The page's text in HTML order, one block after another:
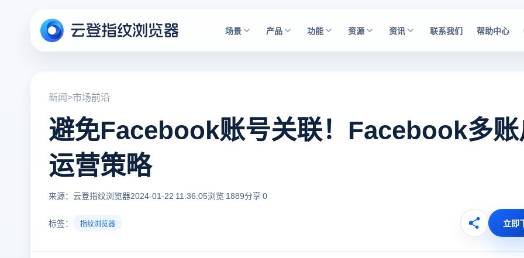
场景 产品 功能 资源 资讯 联系我们 帮助中心
新闻>市场前沿
避免Facebook账号关联！Facebook多账
运营策略
来源：云登指纹浏览器2024-01-22 11:36:05浏览 1889分享 0
标签： 指纹浏览器 立即